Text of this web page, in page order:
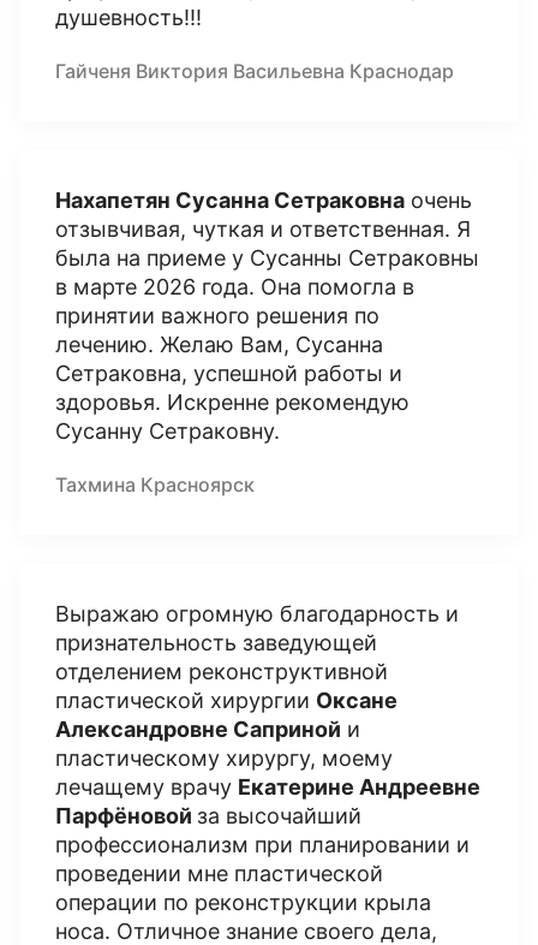
душевность!!!
Гайченя Виктория Васильевна Краснодар
Нахапетян Сусанна Сетраковна очень
отзывчивая, чуткая и ответственная. Я
была на приеме у Сусанны Сетраковны
в марте 2026 года. Она помогла в
принятии важного решения по
лечению. Желаю Вам, Сусанна
Сетраковна, успешной работы и
здоровья. Искренне рекомендую
Сусанну Сетраковну.
Тахмина Красноярск
Выражаю огромную благодарность и
признательность заведующей
отделением реконструктивной
пластической хирургии Оксане
Александровне Саприной и
пластическому хирургу, моему
лечащему врачу Екатерине Андреевне
Парфёновой за высочайший
профессионализм при планировании и
проведении мне пластической
операции по реконструкции крыла
носа. Отличное знание своего дела,